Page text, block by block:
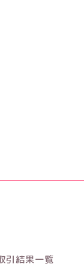
引結果一覧